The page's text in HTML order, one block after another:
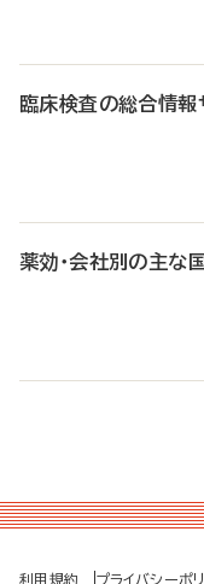
臨床検査の総合情報
薬効・会社別の主な
利用規約 プライバシーポ